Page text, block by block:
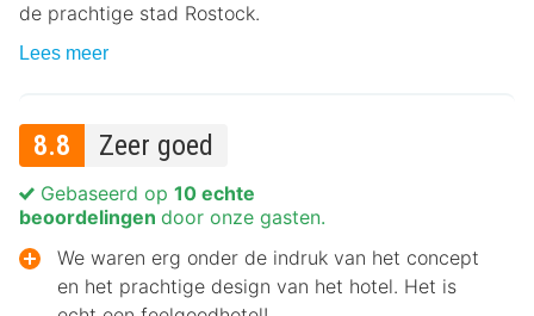
de prachtige stad Rostock.
Lees meer
8.8 Zeer goed
Gebaseerd op 10 echte
beoordelingen door onze gasten.
We waren erg onder de indruk van het concept
en het prachtige design van het hotel. Het is